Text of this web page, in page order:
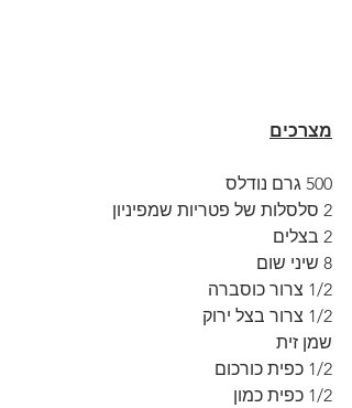
מצרכים
500 גרם נודלס
2 סלסלות של פטריות שמפיניון
2 בצלים
8 שיני שום
1/2 צרור כוסברה
1/2 צרור בצל ירוק
שמן זית
1/2 כפית כורכום
1/2 כפית כמון